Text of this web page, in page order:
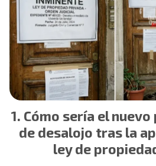
Cómo sería el
de desalojo tras la
ley de